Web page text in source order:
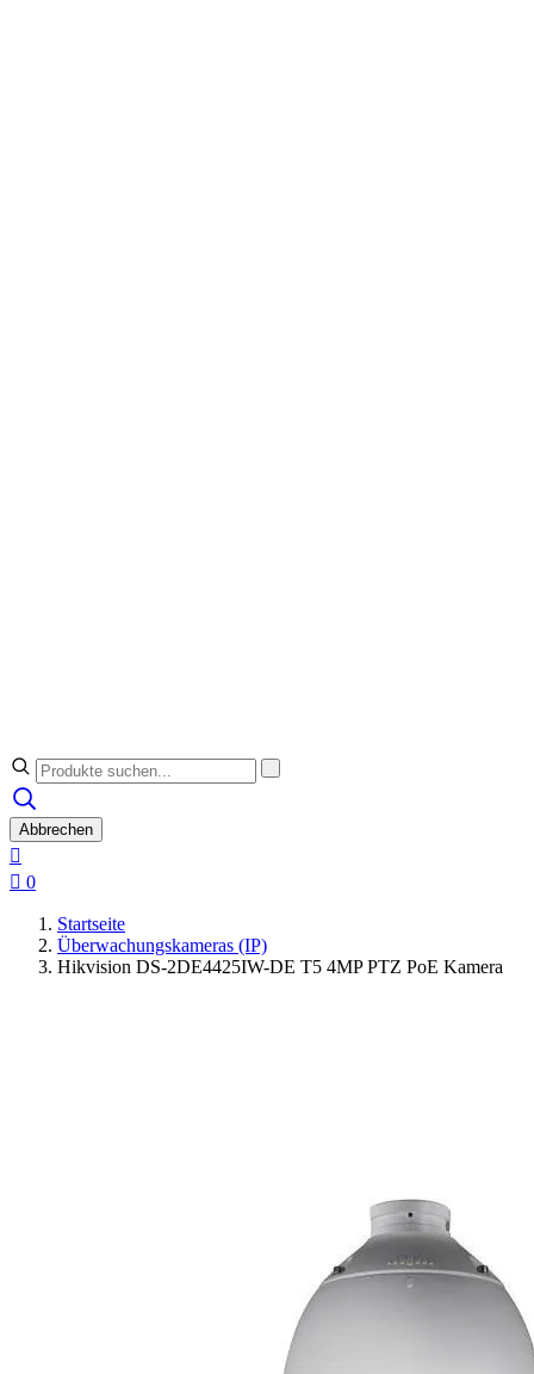
Abbrechen

 0
Startseite
Überwachungskameras (IP)
Hikvision DS-2DE4425IW-DE T5 4MP PTZ PoE Kamera